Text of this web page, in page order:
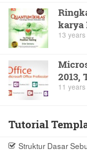
karya
13
2013,
11
Tutorial
Struktur Dasar